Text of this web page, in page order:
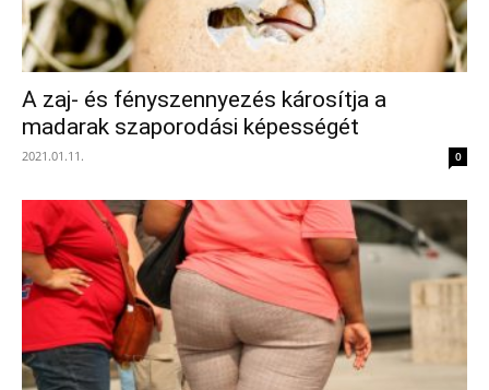
A zaj- és fényszennyezés károsítja a
madarak szaporodási képességét
2021.01.11. 0